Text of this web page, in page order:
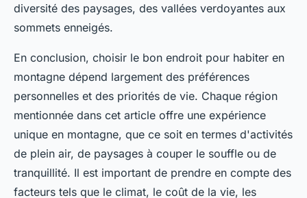
diversité des paysages, des vallées verdoyantes aux
sommets enneigés.
En conclusion, choisir le bon endroit pour habiter en
montagne dépend largement des préférences
personnelles et des priorités de vie. Chaque région
mentionnée dans cet article offre une expérience
unique en montagne, que ce soit en termes d'activités
de plein air, de paysages à couper le souffle ou de
tranquillité. Il est important de prendre en compte des
facteurs tels que le climat, le coût de la vie, les